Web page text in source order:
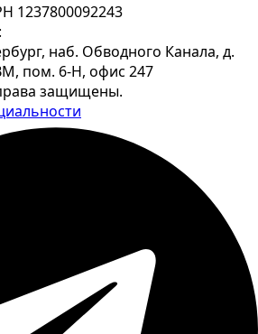
1237800092243
наб. Обводного Канала, д.
пом. 6-Н, офис 247
защищены.